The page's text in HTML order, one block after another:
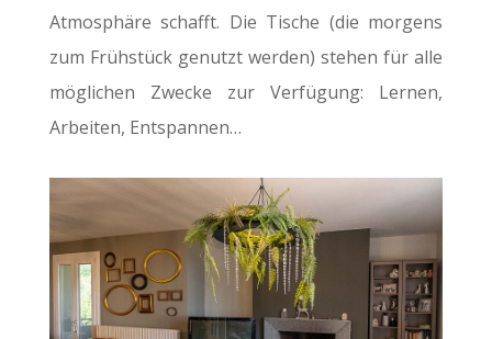
Atmosphäre schafft. Die Tische (die morgens
zum Frühstück genutzt werden) stehen für alle
möglichen Zwecke zur Verfügung: Lernen,
Arbeiten, Entspannen…